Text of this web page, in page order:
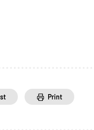
Print